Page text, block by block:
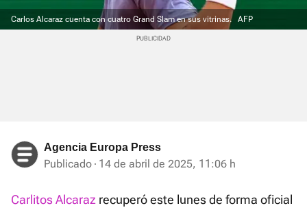
Carlos Alcaraz cuenta con cuatro Grand Slam en sus vitrinas. AFP
Agencia Europa Press
Publicado 14 de abril de 2025, 11:06 h
Carlitos Alcaraz recuperó este lunes de forma oficial